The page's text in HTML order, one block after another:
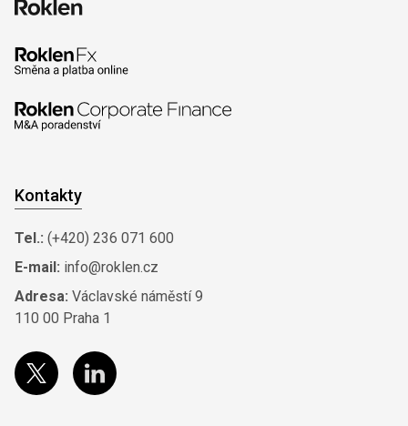
Kontakty
Tel.: (+420) 236 071 600
E-mail: info@roklen.cz
Adresa: Václavské náměstí 9
110 00 Praha 1